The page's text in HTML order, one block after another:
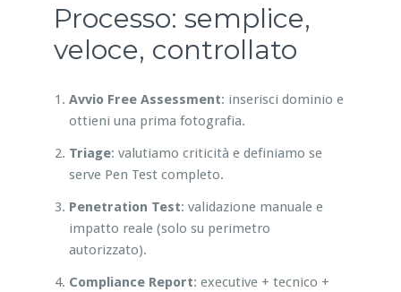
Processo: semplice,
veloce, controllato
Avvio Free Assessment: inserisci dominio e
ottieni una prima fotografia.
Triage: valutiamo criticità e definiamo se
serve Pen Test completo.
Penetration Test: validazione manuale e
impatto reale (solo su perimetro
autorizzato).
Compliance Report: executive + tecnico +